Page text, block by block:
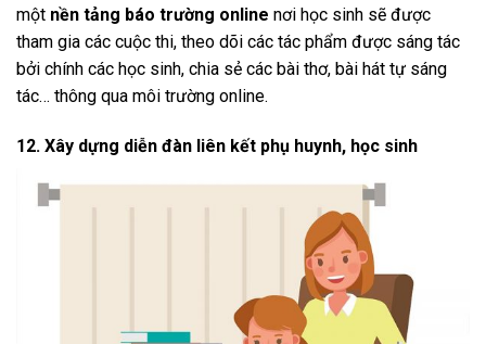
một nền tảng báo trường online nơi học sinh sẽ được
tham gia các cuộc thi, theo dõi các tác phẩm được sáng tác
bởi chính các học sinh, chia sẻ các bài thơ, bài hát tự sáng
tác… thông qua môi trường online.
12. Xây dựng diễn đàn liên kết phụ huynh, học sinh